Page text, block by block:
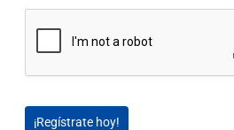
¡Regístrate hoy!